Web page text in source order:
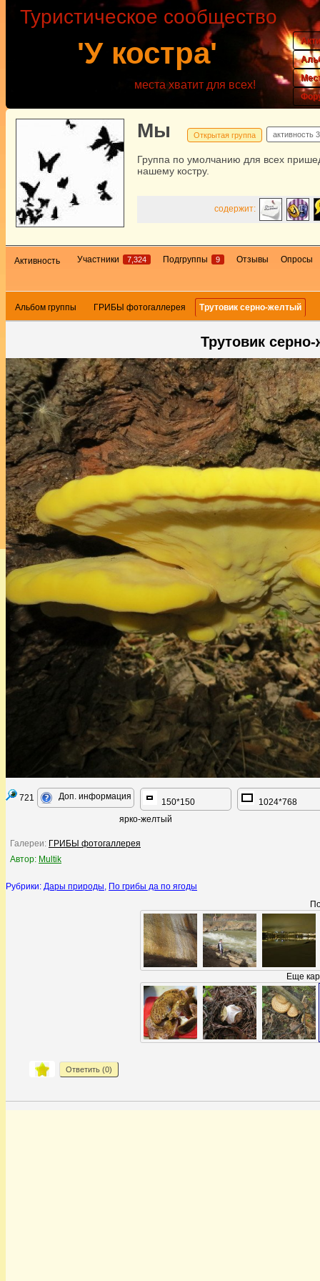
'У костра'
Туристическое сообщество
места хватит для всех!
Мы Открытая группа активность
Группа по умолчанию для всех
нашему костру.
содержит:
Активность Участники 7,324 Подгруппы 9 Отзывы Опросы
Альбом группы ГРИБЫ фотогаллерея Трутовик серно-желтый
Трутовик
721 Доп. информация
150*150
1024*768
ярко-желтый
Галереи: ГРИБЫ фотогаллерея
Автор: Multik
Рубрики: Дары природы, По грибы да по ягоды
Еще
Ответить (0)